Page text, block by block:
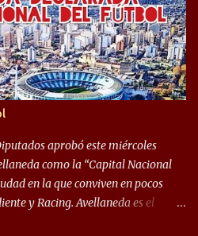
su eterno rival. 22 de diciembre de
de Independiente pueden
el "Rojo" derrotó a Racing por 2 a
mandó al descenso a su eterno
el epílogo del campeonato,
épocas, donde la violencia no
el final de los torneos. En la
democracia flo...aprobó este miércoles
como la “Capital Nacional
en la que conviven en pocos
y Racing. Avellaneda es el